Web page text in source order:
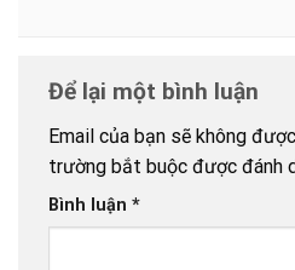
Để lại một bình luận
Email của bạn sẽ không
trường bắt buộc được đánh
Bình luận *